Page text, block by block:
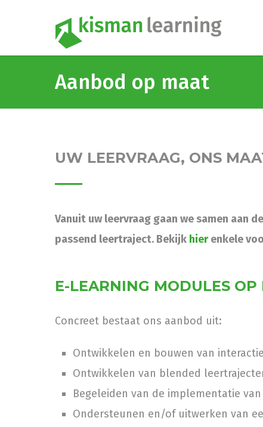
Aanbod op maat
UW LEERVRAAG, ONS
Vanuit uw leervraag gaan we samen aan
passend leertraject. Bekijk hierenkele
E-LEARNING MODULES OP
Concreet bestaat ons aanbod uit:
Ontwikkelen en bouwen van
Ontwikkelen van blended
Begeleiden van de implementatie
Ondersteunen en/of uitwerken van